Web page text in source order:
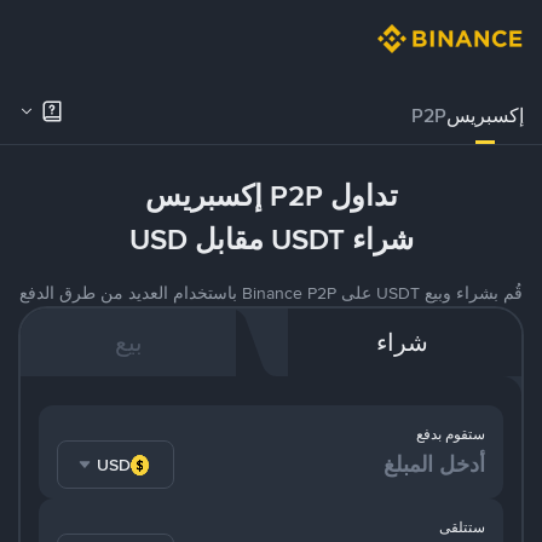
إكسبريسP2P
تداول P2P إكسبريس
شراء USDT مقابل USD
قُم بشراء وبيع USDT على Binance P2P باستخدام العديد من طرق الدفع
شراء بيع
ستقوم بدفع
USD
ستتلقى